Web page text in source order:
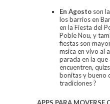
En Agosto son
los barrios en
en la Fiesta del
Poble Nou, y
fiestas son
msica en vivo al
parada en la
encuentren,
bonitas y bueno
tradiciones ?
APPS PARA MOVERSE